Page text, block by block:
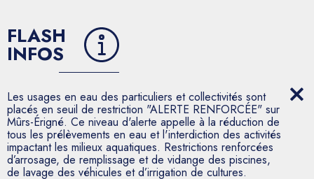
FLASH
INFOS
Les usages en eau des particuliers et collectivités sont
placés en seuil de restriction "ALERTE RENFORCÉE" sur
Mûrs-Érigné. Ce niveau d'alerte appelle à la réduction de
tous les prélèvements en eau et l'interdiction des activités
impactant les milieux aquatiques. Restrictions renforcées
d’arrosage, de remplissage et de vidange des piscines,
de lavage des véhicules et d’irrigation de cultures.